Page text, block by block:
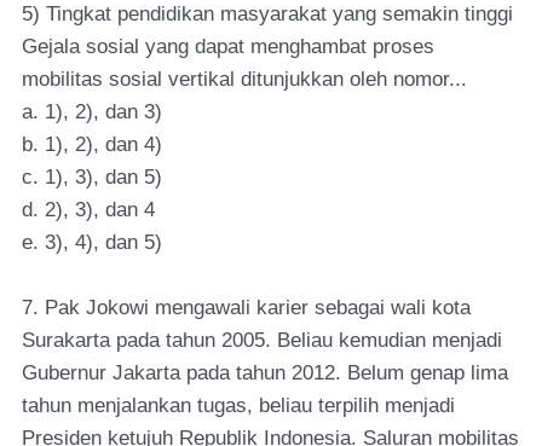
5) Tingkat pendidikan masyarakat yang semakin tinggi
Gejala sosial yang dapat menghambat proses
mobilitas sosial vertikal ditunjukkan oleh nomor...
a. 1), 2), dan 3)
b. 1), 2), dan 4)
c. 1), 3), dan 5)
d. 2), 3), dan 4
e. 3), 4), dan 5)
7. Pak Jokowi mengawali karier sebagai wali kota
Surakarta pada tahun 2005. Beliau kemudian menjadi
Gubernur Jakarta pada tahun 2012. Belum genap lima
tahun menjalankan tugas, beliau terpilih menjadi
Presiden ketujuh Republik Indonesia. Saluran mobilitas